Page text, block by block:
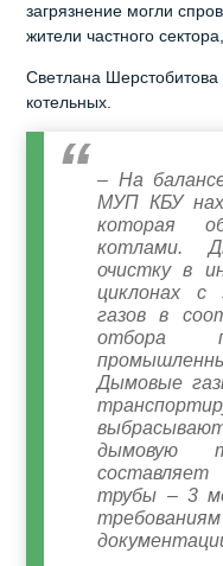
загрязнение могли
жители частного
Светлана Шерстобитова
котельных.
– На
МУП КБУ
которая
котлами.
очистку в
циклонах с
газов в
отбора
Дымовые
дымовую
трубы – 3